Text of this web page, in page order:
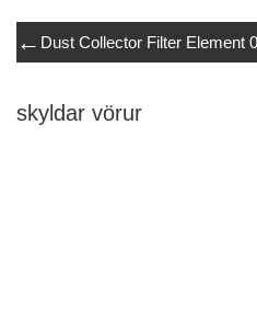
← Dust Collector Filter Element
skyldar vörur